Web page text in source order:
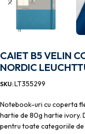
CAIET B5 VELIN
NORDIC
SKU:LT355299
Notebook-uri cu coperta
hartie de 80g hartie ivory.
pentru toate categoriile